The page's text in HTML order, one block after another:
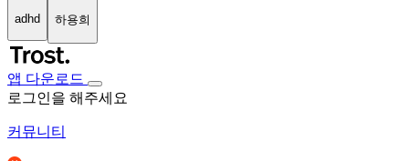
adhd 하용희
앱 다운로드
로그인을 해주세요
커뮤니티